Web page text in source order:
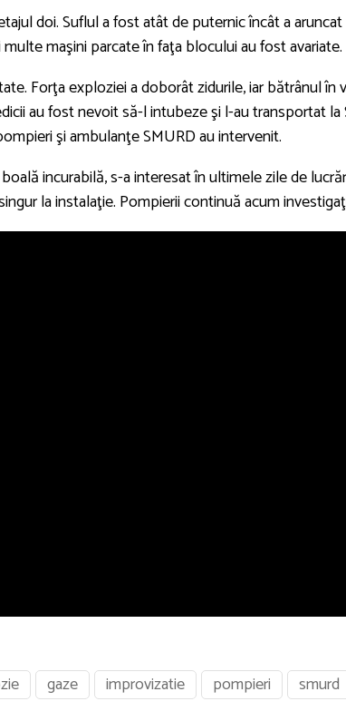
doi. Suflul a fost atât de puternic încât a
maşini parcate în faţa blocului au fost avariate.
Forţa exploziei a doborât zidurile, iar bătrânul în
au fost nevoit să-l intubeze şi l-au transportat la
şi ambulanţe SMURD au intervenit.
incurabilă, s-a interesat în ultimele zile de
la instalaţie. Pompierii continuă acum
gaze improvizatie pompieri
smurd